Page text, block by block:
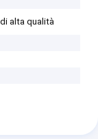
alta qualità